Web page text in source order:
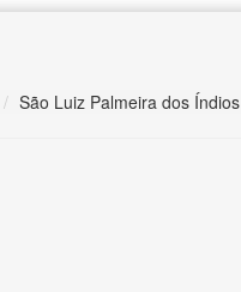
São Luiz Palmeira dos Índios